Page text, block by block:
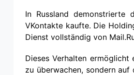
In Russland demonstrierte
VKontakte kaufte. Die
Dienst vollständig von
Dieses Verhalten
zu überwachen, sondern